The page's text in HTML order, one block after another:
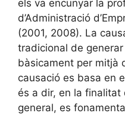
els va encunyar la
d’Administració
(2001, 2008). La
tradicional de
bàsicament per mitjà
causació es basa en
és a dir, en la finalitat
general, es